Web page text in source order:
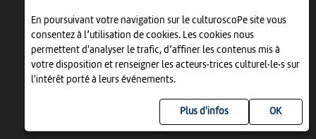
En poursuivant votre navigation sur le culturoscoPe site vous
consentez à l’utilisation de cookies. Les cookies nous
permettent d'analyser le trafic, d’affiner les contenus mis à
votre disposition et renseigner les acteurs·trices culturel·le·s sur
l'intérêt porté à leurs événements.
Plus d'infos